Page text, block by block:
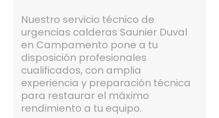
Nuestro servicio técnico de
urgencias calderas Saunier Duval
en Campamento pone a tu
disposición profesionales
cualificados, con amplia
experiencia y preparación técnica
para restaurar el máximo
rendimiento a tu equipo.